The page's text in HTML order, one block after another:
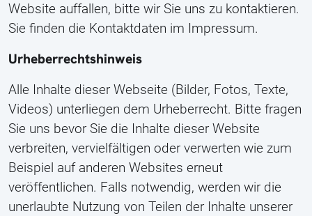
Website auffallen, bitte wir Sie uns zu kontaktieren.
Sie finden die Kontaktdaten im Impressum.
Urheberrechtshinweis
Alle Inhalte dieser Webseite (Bilder, Fotos, Texte,
Videos) unterliegen dem Urheberrecht. Bitte fragen
Sie uns bevor Sie die Inhalte dieser Website
verbreiten, vervielfältigen oder verwerten wie zum
Beispiel auf anderen Websites erneut
veröffentlichen. Falls notwendig, werden wir die
unerlaubte Nutzung von Teilen der Inhalte unserer